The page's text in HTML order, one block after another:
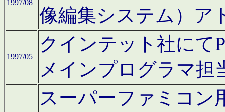
1997/08
像編集システム）ア
1997/05
クインテット社にて
メインプログラマ担
スーパーファミコン